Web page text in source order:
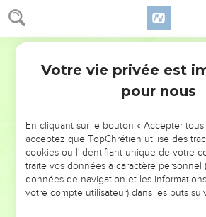
Exode 34
Retour de Moïse au camp
Moïse descendit de la montagne de
tables du témoignage dans sa main, en
montagne ; et il ne savait pas que la
rayonnait, parce qu'il avait parlé avec
Aaron et tous les enfants d'Israël
voici la peau de son visage rayonnait ;
s'approcher de lui.
Moïse les appela ; Aaron et tous les
l'assemblée vinrent auprès de lui, et il
Votre vie privée est
pour nous
En cliquant sur le bouton « Accepter
acceptez que TopChrétien utilise des
cookies ou l'identifiant unique de votre
traite vos données à caractère personnel
données de navigation et les
votre compte utilisateur) dans les buts